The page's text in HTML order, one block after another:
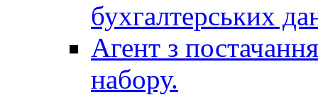
бухгалтерських
Агент з
набору.